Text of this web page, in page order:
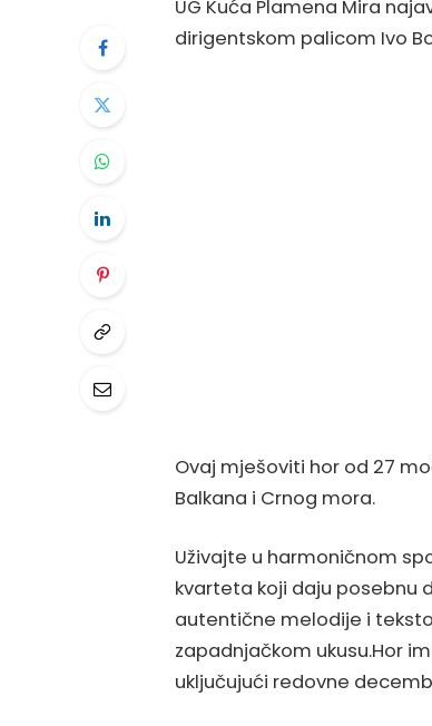
UG Kuća Plamena Mira
dirigentskom palicom Ivo
Ovaj mješoviti hor od 27
Balkana i Crnog mora.
Uživajte u harmoničnom
kvarteta koji daju posebnu
autentične melodije i
zapadnjačkom ukusu.Hor
uključujući redovne